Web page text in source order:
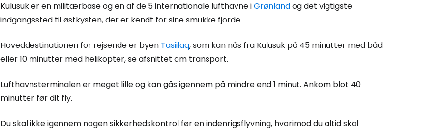
Kulusuk er en militærbase og en af de 5 internationale lufthavne iGrønlandog det vigtigste
indgangssted til østkysten, der er kendt for sine smukke fjorde.
Hoveddestinationen for rejsende er byen Tasiilaq, som kan nås fra Kulusuk på 45 minutter med båd
eller 10 minutter med helikopter, se afsnittet om transport.
Lufthavnsterminalen er meget lille og kan gås igennem på mindre end 1 minut. Ankom blot 40
minutter før dit fly.
Du skal ikke igennem nogen sikkerhedskontrol før en indenrigsflyvning, hvorimod du altid skal
Log ind på Cestee